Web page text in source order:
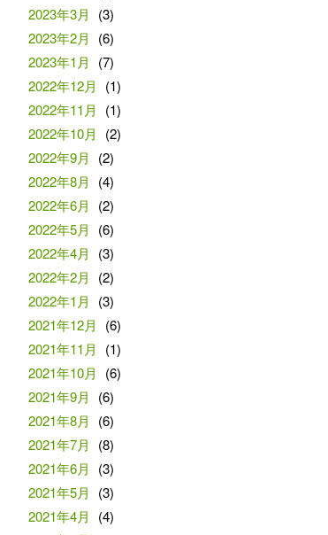
2023年3月
(3)
2023年2月
(6)
2023年1月
(7)
2022年12月
(1)
2022年11月
(1)
2022年10月
(2)
2022年9月
(2)
2022年8月
(4)
2022年6月
(2)
2022年5月
(6)
2022年4月
(3)
2022年2月
(2)
2022年1月
(3)
2021年12月
(6)
2021年11月
(1)
2021年10月
(6)
2021年9月
(6)
2021年8月
(6)
2021年7月
(8)
2021年6月
(3)
2021年5月
(3)
2021年4月
(4)